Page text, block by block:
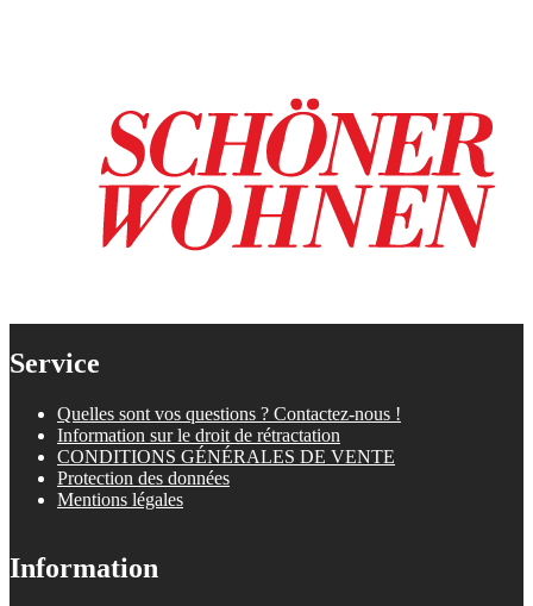
Service
Quelles sont vos questions ? Contactez-nous !
Information sur le droit de rétractation
CONDITIONS GÉNÉRALES DE VENTE
Protection des données
Mentions légales
Information